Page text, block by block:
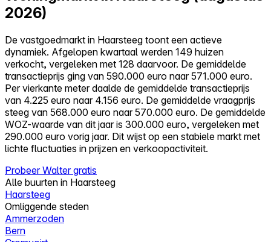
Alles-in-één
Reviews
Prijzen
Log in
Probeer Walter gratis
2026)
De vastgoedmarkt in Haarsteeg toont een actieve
dynamiek. Afgelopen kwartaal werden 149 huizen
verkocht, vergeleken met 128 daarvoor. De gemiddelde
transactieprijs ging van 590.000 euro naar 571.000 euro.
Per vierkante meter daalde de gemiddelde transactieprijs
van 4.225 euro naar 4.156 euro. De gemiddelde vraagprijs
steeg van 568.000 euro naar 570.000 euro. De gemiddelde
WOZ-waarde van dit jaar is 300.000 euro, vergeleken met
290.000 euro vorig jaar. Dit wijst op een stabiele markt met
lichte fluctuaties in prijzen en verkoopactiviteit.
Probeer Walter gratis
Alle buurten in Haarsteeg
Haarsteeg
Omliggende steden
Ammerzoden
Bern